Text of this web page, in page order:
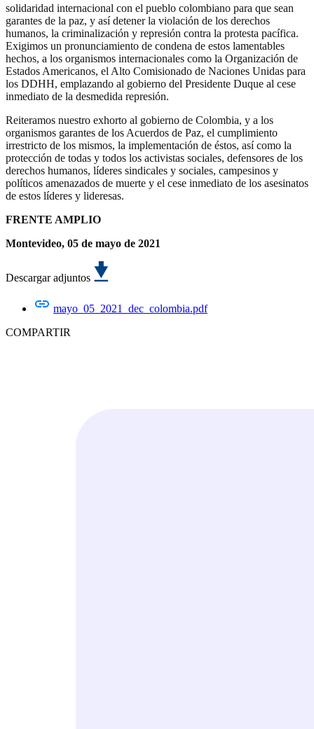
solidaridad internacional con el pueblo colombiano para que sean
garantes de la paz, y así detener la violación de los derechos
humanos, la criminalización y represión contra la protesta pacífica.
Exigimos un pronunciamiento de condena de estos lamentables
hechos, a los organismos internacionales como la Organización de
Estados Americanos, el Alto Comisionado de Naciones Unidas para
los DDHH, emplazando al gobierno del Presidente Duque al cese
inmediato de la desmedida represión.
Reiteramos nuestro exhorto al gobierno de Colombia, y a los
organismos garantes de los Acuerdos de Paz, el cumplimiento
irrestricto de los mismos, la implementación de éstos, así como la
protección de todas y todos los activistas sociales, defensores de los
derechos humanos, líderes sindicales y sociales, campesinos y
políticos amenazados de muerte y el cese inmediato de los asesinatos
de estos líderes y lideresas.
FRENTE AMPLIO
Montevideo, 05 de mayo de 2021
Descargar adjuntos
mayo_05_2021_dec_colombia.pdf
COMPARTIR